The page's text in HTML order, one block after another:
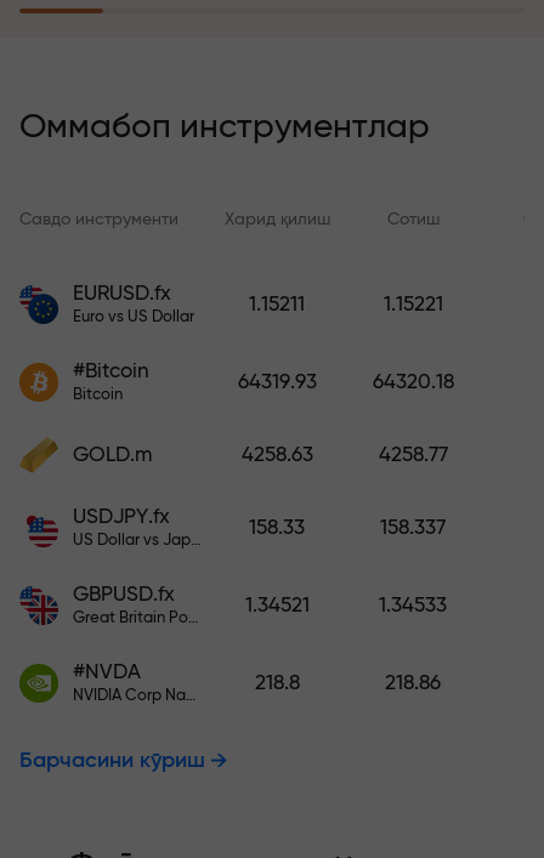
саёҳатга эга бўлади
йўқотишларингизни қоплайди ва
6 ой ичида фойдани уч баравар
капиталингиз ҳимояланган!
Ҳисобни тўлдиринг ва
катта бонус олинг. X1000 хато
эмас. Депозит қанча катта
Оммабоп инструментлар
Савдо инструменти Харид қилиш Сотиш
EURUSD.fx
Euro vs US Dollar
1.15211 1.15221
#Bitcoin
Bitcoin
64319.93 64320.18
GOLD.m 4258.63 4258.77
USDJPY.fx
US Dollar vs Japanese Yen
158.33 158.337
GBPUSD.fx
Great Britain Pound vs US Dollar
1.34521 1.34533
#NVDA
NVIDIA Corp Nasdaq Stock Exchange (Nasdaq) USD
218.8 218.86
Барчасини кўриш